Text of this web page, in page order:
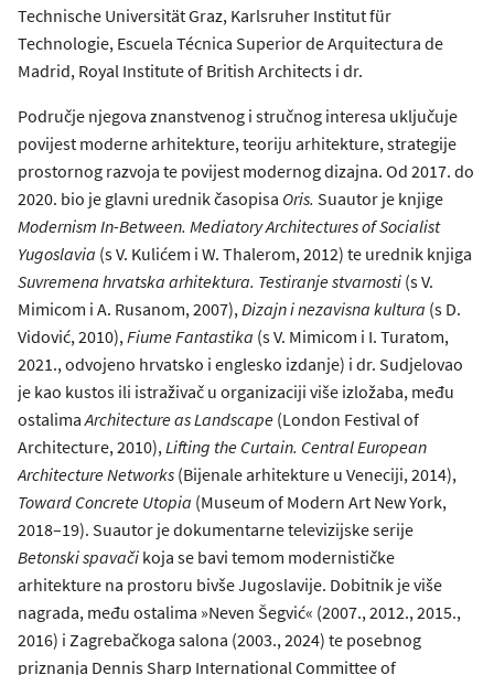
Technische Universität Graz, Karlsruher Institut für
Technologie, Escuela Técnica Superior de Arquitectura de
Madrid, Royal Institute of British Architects i dr.
Područje njegova znanstvenog i stručnog interesa uključuje
povijest moderne arhitekture, teoriju arhitekture, strategije
prostornog razvoja te povijest modernog dizajna. Od 2017. do
2020. bio je glavni urednik časopisa Oris. Suautor je knjige
Modernism In-Between. Mediatory Architectures of Socialist
Yugoslavia (s V. Kulićem i W. Thalerom, 2012) te urednik knjiga
Suvremena hrvatska arhitektura. Testiranje stvarnosti (s V.
Mimicom i A. Rusanom, 2007), Dizajn i nezavisna kultura (s D.
Vidović, 2010), Fiume Fantastika (s V. Mimicom i I. Turatom,
2021., odvojeno hrvatsko i englesko izdanje) i dr. Sudjelovao
je kao kustos ili istraživač u organizaciji više izložaba, među
ostalima Architecture as Landscape (London Festival of
Architecture, 2010), Lifting the Curtain. Central European
Architecture Networks (Bijenale arhitekture u Veneciji, 2014),
Toward Concrete Utopia (Museum of Modern Art New York,
2018–19). Suautor je dokumentarne televizijske serije
Betonski spavači koja se bavi temom modernističke
arhitekture na prostoru bivše Jugoslavije. Dobitnik je više
nagrada, među ostalima »Neven Šegvić« (2007., 2012., 2015.,
2016) i Zagrebačkoga salona (2003., 2024) te posebnog
priznanja Dennis Sharp International Committee of